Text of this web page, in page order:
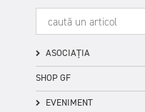
ASOCIAȚIA
SHOP GF
EVENIMENT